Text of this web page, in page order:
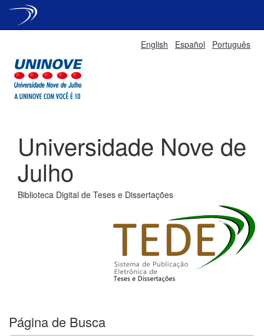
English Español Português
Universidade Nove de
Julho
Biblioteca Digital de Teses e Dissertações
Página de Busca